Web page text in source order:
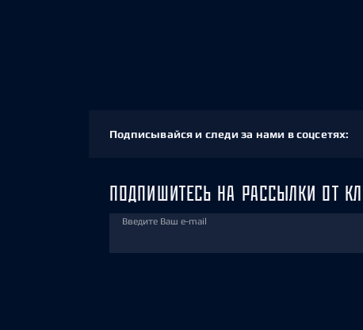
Подписывайся и следи за нами в соцсетях:
ПОДПИШИТЕСЬ НА РАССЫЛКИ ОТ
Введите Ваш e-mail